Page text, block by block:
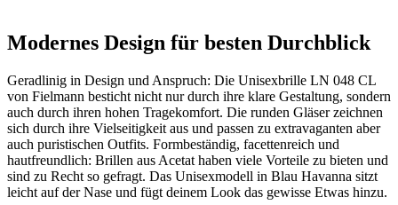
Modernes Design für besten Durchblick
Geradlinig in Design und Anspruch: Die Unisexbrille LN 048 CL
von Fielmann besticht nicht nur durch ihre klare Gestaltung, sondern
auch durch ihren hohen Tragekomfort. Die runden Gläser zeichnen
sich durch ihre Vielseitigkeit aus und passen zu extravaganten aber
auch puristischen Outfits. Formbeständig, facettenreich und
hautfreundlich: Brillen aus Acetat haben viele Vorteile zu bieten und
sind zu Recht so gefragt. Das Unisexmodell in Blau Havanna sitzt
leicht auf der Nase und fügt deinem Look das gewisse Etwas hinzu.